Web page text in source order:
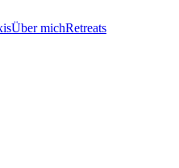
Über michRetreats